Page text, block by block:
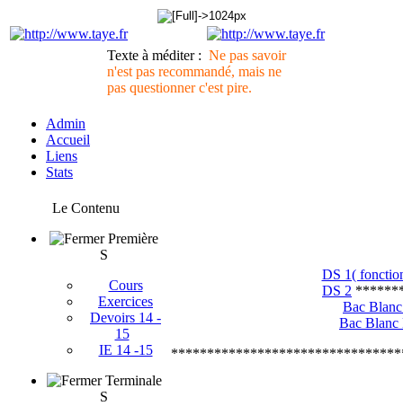
Texte à méditer : Ne pas savoir
n'est pas recommandé, mais ne
pas questionner c'est pire.
Admin
Accueil
Liens
Stats
Le Contenu
Première
S
Cours
Exercices
Devoirs 14 -
15
IE 14 -15
Terminale
S
DS 1(
DS 2
Bac
Bac Blanc